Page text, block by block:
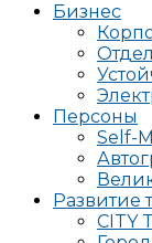
Бизнес
Персоны
Self-
Развитие
CITY